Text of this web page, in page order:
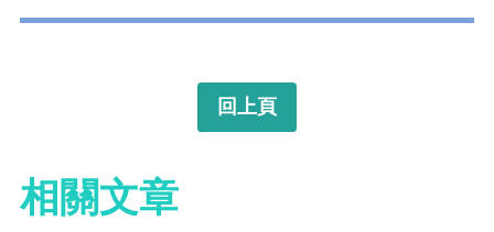
回上頁
相關文章